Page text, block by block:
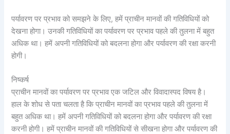
पर्यावरण पर प्रभाव को समझने के लिए, हमें प्राचीन मानवों की गतिविधियों को
देखना होगा। उनकी गतिविधियों का पर्यावरण पर प्रभाव पहले की तुलना में बहुत
अधिक था। हमें अपनी गतिविधियों को बदलना होगा और पर्यावरण की रक्षा करनी
होगी।
निष्कर्ष
प्राचीन मानवों का पर्यावरण पर प्रभाव एक जटिल और विवादास्पद विषय है।
हाल के शोध से पता चलता है कि प्राचीन मानवों का प्रभाव पहले की तुलना में
बहुत अधिक था। हमें अपनी गतिविधियों को बदलना होगा और पर्यावरण की रक्षा
करनी होगी। हमें प्राचीन मानवों की गतिविधियों से सीखना होगा और पर्यावरण की